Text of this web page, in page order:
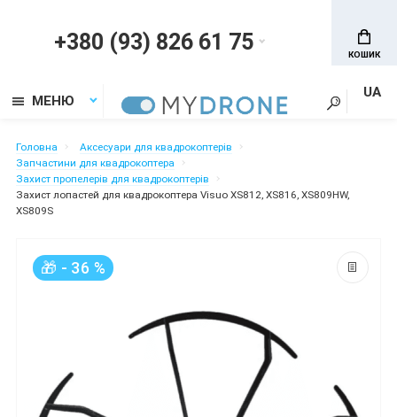
+380 (93) 826 61 75 КОШИК
МЕНЮ
UA
Головна
Аксесуари для квадрокоптерів
Запчастини для квадрокоптера
Захист пропелерів для квадрокоптерів
Захист лопастей для квадрокоптера Visuo XS812, XS816, XS809HW,
XS809S
🎁 - 36 %